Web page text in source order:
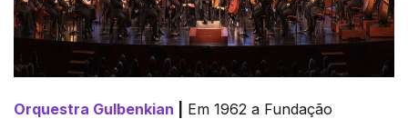
Orquestra Gulbenkian
Em 1962 a Fundação